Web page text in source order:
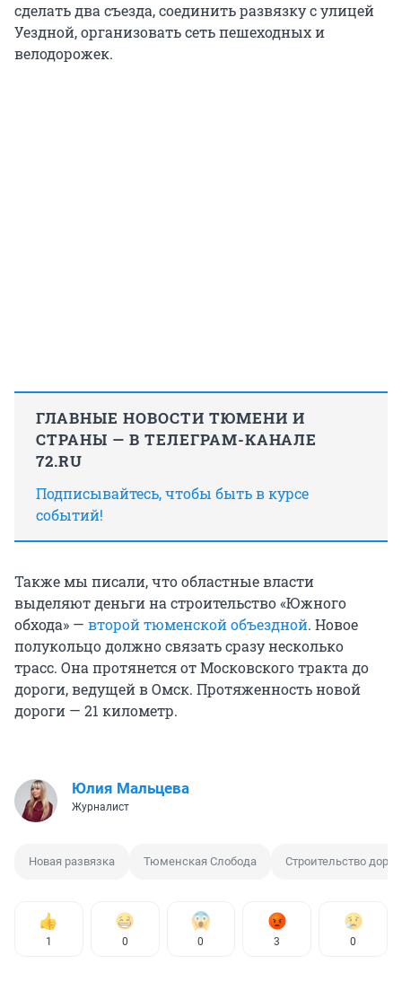
сделать два съезда, соединить развязку с улицей
Уездной, организовать сеть пешеходных и
велодорожек.
ГЛАВНЫЕ НОВОСТИ ТЮМЕНИ И
СТРАНЫ — В ТЕЛЕГРАМ-КАНАЛЕ
72.RU
Подписывайтесь, чтобы быть в курсе
событий!
Также мы писали, что областные власти
выделяют деньги на строительство «Южного
обхода» — второй тюменской объездной. Новое
полукольцо должно связать сразу несколько
трасс. Она протянется от Московского тракта до
дороги, ведущей в Омск. Протяженность новой
дороги — 21 километр.
Юлия Мальцева
Журналист
Новая развязка Тюменская Слобода Строительство
1 0 0 3 0